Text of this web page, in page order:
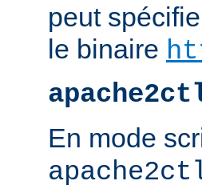
peut
le binaire
En mode